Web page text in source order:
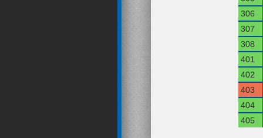
306
307
308
401
402
403
404
405